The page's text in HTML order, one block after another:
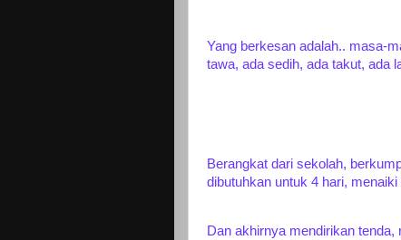
Yang berkesan adalah.. masa-
tawa, ada sedih, ada takut, ada
Berangkat dari sekolah,
dibutuhkan untuk 4 hari,
Dan akhirnya mendirikan